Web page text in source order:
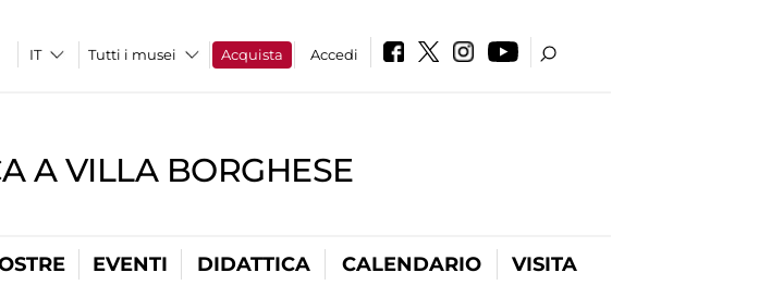
Tutti i musei Acquista Accedi
A VILLA BORGHESE
EVENTI DIDATTICA CALENDARIO VISITA